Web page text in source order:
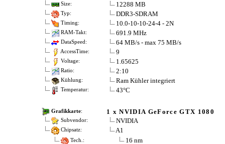
Size: 12288 MB
Typ: DDR3-SDRAM
Timing: 10.0-10-10-24-4 - 2N
RAM-Takt: 691.9 MHz
DataSpeed: 64 MB/s - max 75 MB/s
AccessTime: 9
Voltage: 1.65625
Ratio: 2:10
Kühlung: Ram Kühler integriert
Temperatur: 43°C
Grafikkarte: 1 x NVIDIA GeForce GTX 1080
Subvendor: NVIDIA
Chipsatz: A1
Tech.: 16 nm